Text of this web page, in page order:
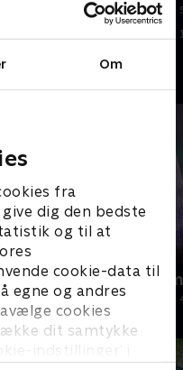
Om
fra
dig den bedste
og til at
cookie-data til
egne og andres
cookies
dit samtykke
indstillinger’ i
august 2025 • 9 min
Julelys for
2022 • Livsstil •